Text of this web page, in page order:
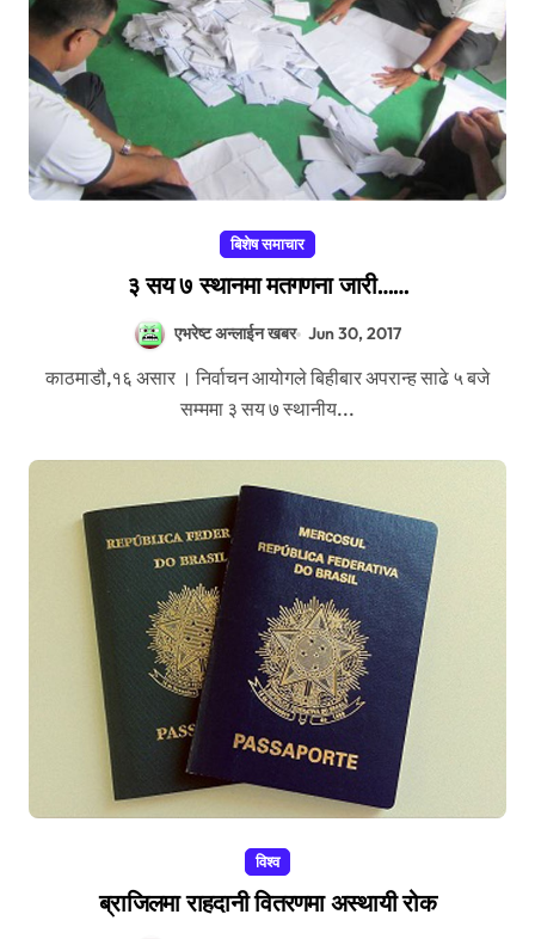
बिशेष समाचार
३ सय ७ स्थानमा मतगणना जारी……
एभरेष्ट अन्लाईन खबर Jun 30, 2017
काठमाडौ,१६ असार । निर्वाचन आयोगले बिहीबार अपरान्ह साढे ५ बजे
सम्ममा ३ सय ७ स्थानीय...
विश्व
ब्राजिलमा राहदानी वितरणमा अस्थायी रोक